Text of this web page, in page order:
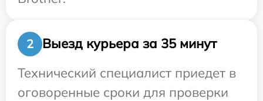
2
Выезд курьера за 35 минут
Технический специалист приедет в
оговоренные сроки для проверки